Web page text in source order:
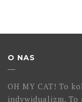
O NAS
OH MY CAT! To
indywidualizm. To